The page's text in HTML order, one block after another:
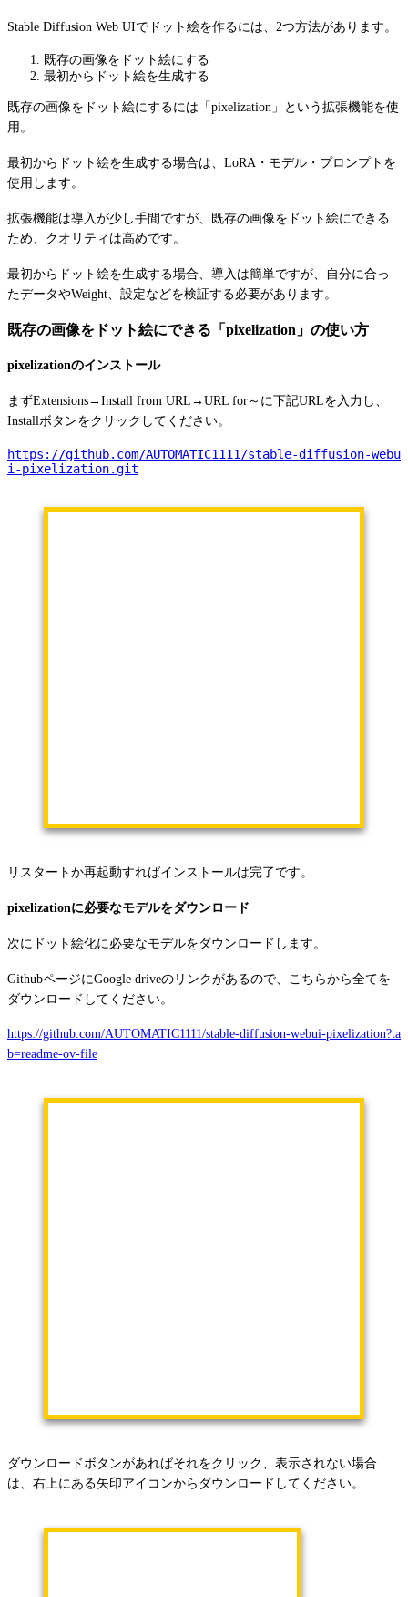
Stable Diffusion Web UIでドット絵を作るには、2つ方法があります。
既存の画像をドット絵にする
最初からドット絵を生成する
既存の画像をドット絵にするには「pixelization」という拡張機能を使
用。
最初からドット絵を生成する場合は、LoRA・モデル・プロンプトを
使用します。
拡張機能は導入が少し手間ですが、既存の画像をドット絵にできる
ため、クオリティは高めです。
最初からドット絵を生成する場合、導入は簡単ですが、自分に合っ
たデータやWeight、設定などを検証する必要があります。
既存の画像をドット絵にできる「pixelization」の使い方
pixelizationのインストール
まずExtensions→Install from URL→URL for～に下記URLを入力し、
Installボタンをクリックしてください。
https://github.com/AUTOMATIC1111/stable-diffusion-webu
i-pixelization.git
リスタートか再起動すればインストールは完了です。
pixelizationに必要なモデルをダウンロード
次にドット絵化に必要なモデルをダウンロードします。
GithubページにGoogle driveのリンクがあるので、こちらから全てを
ダウンロードしてください。
https://github.com/AUTOMATIC1111/stable-diffusion-webui-pixelization?ta
b=readme-ov-file
ダウンロードボタンがあればそれをクリック、表示されない場合
は、右上にある矢印アイコンからダウンロードしてください。